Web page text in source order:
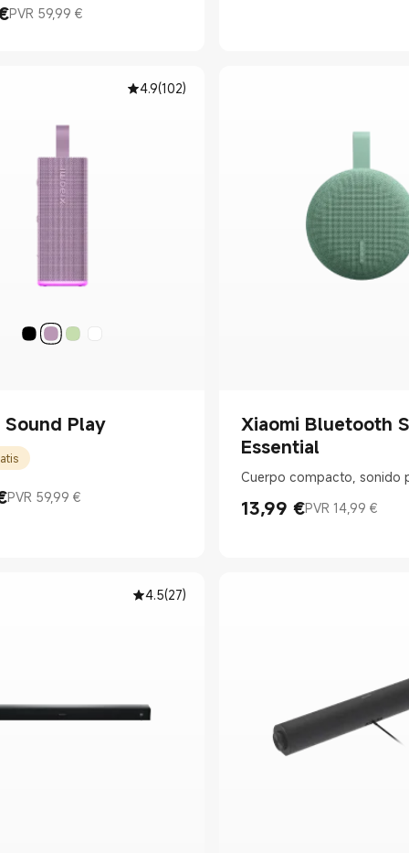
€46.99
PVR 59,99 €
59,99 €
4.9(102)
Sound Play
€49.99
PVR 59,99 €
59,99 €
Xiaomi Bluetooth
Essential
Cuerpo compacto, sonido
13,99 €
Current Price €13.99
PVR 14,99 €
Precio de mercado 14,99 €
4.5(27)